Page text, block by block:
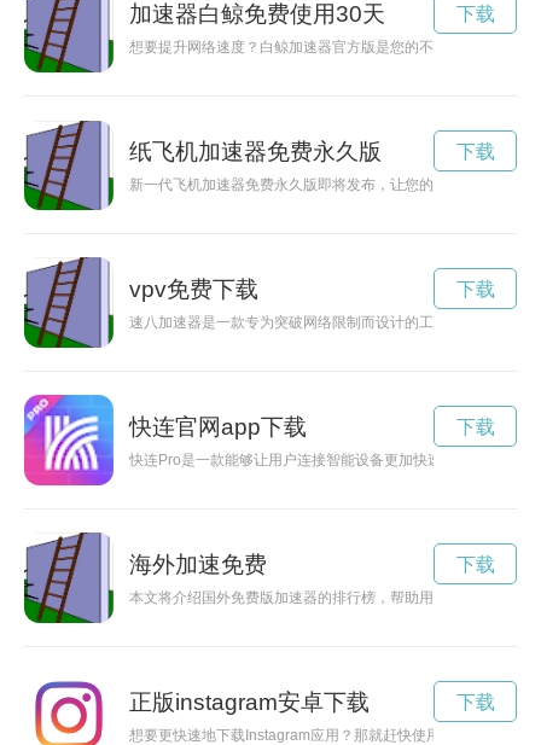
加速器白鲸免费使用30天
想要提升网络速度？白鲸加速器官方版是您的不二选择，快速
下载
纸飞机加速器免费永久版
新一代飞机加速器免费永久版即将发布，让您的飞行体验更顺
下载
vpv免费下载
速八加速器是一款专为突破网络限制而设计的工具，能够帮助
下载
快连官网app下载
快连Pro是一款能够让用户连接智能设备更加快速便捷的产品，
下载
海外加速免费
本文将介绍国外免费版加速器的排行榜，帮助用户选择适合自己
下载
正版instagram安卓下载
想要更快速地下载Instagram应用？那就赶快使用正版的安卓下
下载